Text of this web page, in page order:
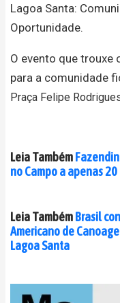
Lagoa Santa:
Oportunidade.
O evento que trouxe
para a comunidade
Praça Felipe
Leia Também
no Campo a apenas
Leia TambémBrasil
Americano de
Lagoa Santa